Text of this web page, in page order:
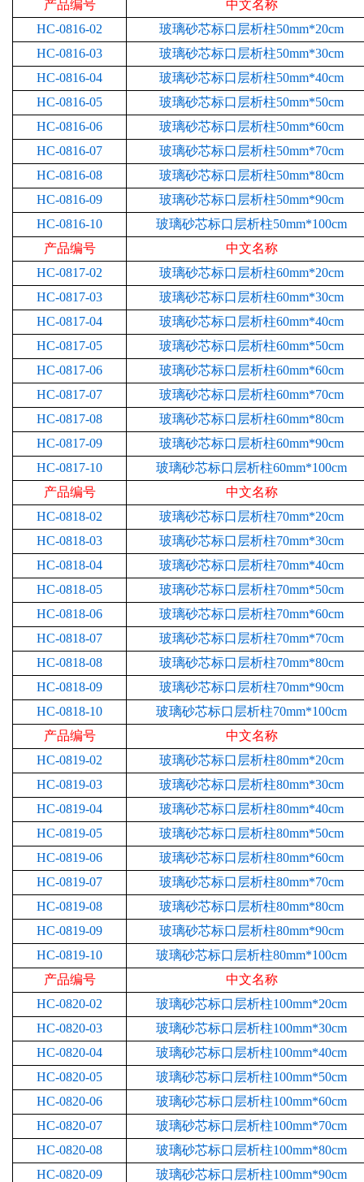
产品编号
中文名称
HC-0816-02
玻璃砂芯标口层析柱50mm*20cm
HC-0816-03
玻璃砂芯标口层析柱50mm*30cm
HC-0816-04
玻璃砂芯标口层析柱50mm*40cm
HC-0816-05
玻璃砂芯标口层析柱50mm*50cm
HC-0816-06
玻璃砂芯标口层析柱50mm*60cm
HC-0816-07
玻璃砂芯标口层析柱50mm*70cm
HC-0816-08
玻璃砂芯标口层析柱50mm*80cm
HC-0816-09
玻璃砂芯标口层析柱50mm*90cm
HC-0816-10
玻璃砂芯标口层析柱50mm*100cm
产品编号
中文名称
HC-0817-02
玻璃砂芯标口层析柱60mm*20cm
HC-0817-03
玻璃砂芯标口层析柱60mm*30cm
HC-0817-04
玻璃砂芯标口层析柱60mm*40cm
HC-0817-05
玻璃砂芯标口层析柱60mm*50cm
HC-0817-06
玻璃砂芯标口层析柱60mm*60cm
HC-0817-07
玻璃砂芯标口层析柱60mm*70cm
HC-0817-08
玻璃砂芯标口层析柱60mm*80cm
HC-0817-09
玻璃砂芯标口层析柱60mm*90cm
HC-0817-10
玻璃砂芯标口层析柱60mm*100cm
产品编号
中文名称
HC-0818-02
玻璃砂芯标口层析柱70mm*20cm
HC-0818-03
玻璃砂芯标口层析柱70mm*30cm
HC-0818-04
玻璃砂芯标口层析柱70mm*40cm
HC-0818-05
玻璃砂芯标口层析柱70mm*50cm
HC-0818-06
玻璃砂芯标口层析柱70mm*60cm
HC-0818-07
玻璃砂芯标口层析柱70mm*70cm
HC-0818-08
玻璃砂芯标口层析柱70mm*80cm
HC-0818-09
玻璃砂芯标口层析柱70mm*90cm
HC-0818-10
玻璃砂芯标口层析柱70mm*100cm
产品编号
中文名称
HC-0819-02
玻璃砂芯标口层析柱80mm*20cm
HC-0819-03
玻璃砂芯标口层析柱80mm*30cm
HC-0819-04
玻璃砂芯标口层析柱80mm*40cm
HC-0819-05
玻璃砂芯标口层析柱80mm*50cm
HC-0819-06
玻璃砂芯标口层析柱80mm*60cm
HC-0819-07
玻璃砂芯标口层析柱80mm*70cm
HC-0819-08
玻璃砂芯标口层析柱80mm*80cm
HC-0819-09
玻璃砂芯标口层析柱80mm*90cm
HC-0819-10
玻璃砂芯标口层析柱80mm*100cm
产品编号
中文名称
HC-0820-02
玻璃砂芯标口层析柱100mm*20cm
HC-0820-03
玻璃砂芯标口层析柱100mm*30cm
HC-0820-04
玻璃砂芯标口层析柱100mm*40cm
HC-0820-05
玻璃砂芯标口层析柱100mm*50cm
HC-0820-06
玻璃砂芯标口层析柱100mm*60cm
HC-0820-07
玻璃砂芯标口层析柱100mm*70cm
HC-0820-08
玻璃砂芯标口层析柱100mm*80cm
HC-0820-09
玻璃砂芯标口层析柱100mm*90cm